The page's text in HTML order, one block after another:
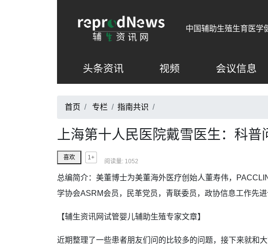
中国辅助生殖生育医学
头条资讯 视频 会议信息
首页 专栏 / 指南共识 /
上海第十人民医院戴雪医生：科普
喜欢 1+
阅读量: 1052
总编简介：美董博士为美董海外医疗创始人董寿伟，
学协会ASRM会员，民革党员，青联委员，政协信息工作先进
【辅生资讯网试管婴儿辅助生殖专家文章】
近期整理了一些患者朋友们问的比较多的问题，接下来就和大